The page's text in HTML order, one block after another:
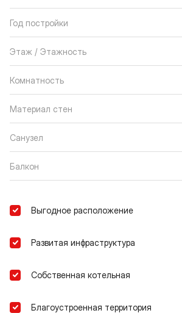
Год постройки
Этаж / Этажность
Комнатность
Материал стен
Санузел
Балкон
Выгодное расположение
Развитая инфраструктура
Собственная котельная
Благоустроенная территория